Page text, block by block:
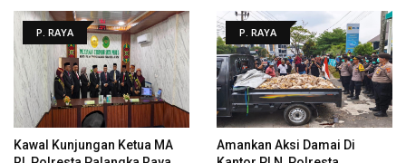
P. RAYA
Kawal Kunjungan Ketua MA
P. RAYA
Amankan Aksi Damai Di